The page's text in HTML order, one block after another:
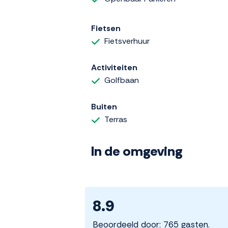
Fietsen
Fietsverhuur
Activiteiten
Golfbaan
Buiten
Terras
In de omgeving
8.9
Beoordeeld door: 765 gasten.